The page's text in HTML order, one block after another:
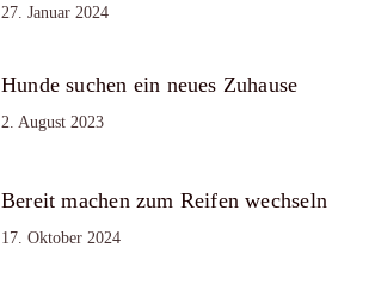
27. Januar 2024
Hunde suchen ein neues Zuhause
2. August 2023
Bereit machen zum Reifen wechseln
17. Oktober 2024